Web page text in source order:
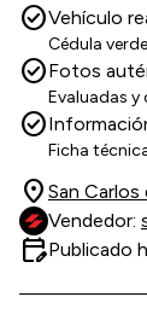
check_circleVehículo
Cédula
check_circleFotos
Evaluadas y
check_circle
Ficha
location_on San
Vendedor:
edit_calendarPublicado